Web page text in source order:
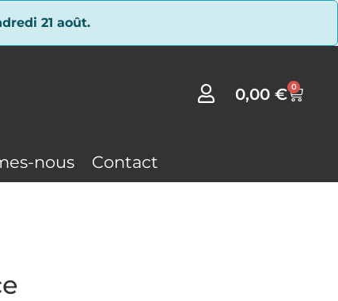
21 août.
0,00€ 0
nous Contact